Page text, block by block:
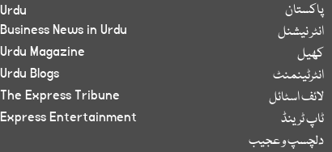
پاکستان
انٹر نیشنل
کھیل
انٹرٹینمنٹ
لائف اسٹائل
ٹاپ ٹرینڈ
دلچسپ و عجیب
Urdu
Business News in Urdu
Urdu Magazine
Urdu Blogs
The Express Tribune
Express Entertainment